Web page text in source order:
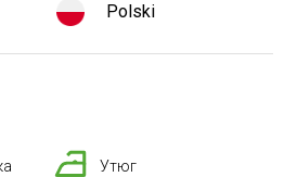
Polski
Утюг